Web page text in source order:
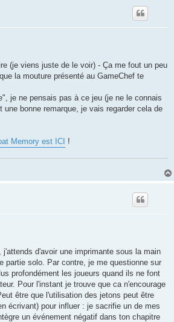
(je viens juste de le voir) - Ça me fout un peu
la mouture présenté au GameChef te
je ne pensais pas à ce jeu (je ne le connais
bonne remarque, je vais regarder cela de
Memory est ICI !
d'avoir une imprimante sous la main
partie solo. Par contre, je me questionne sur
profondément les joueurs quand ils ne font
Pour l'instant je trouve que ca n'encourage
être que l'utilisation des jetons peut être
écrivant) pour influer : je sacrifie un de mes
un événement négatif dans ton chapitre